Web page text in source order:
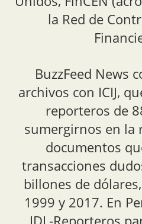
la Red de
BuzzFeed News
archivos con ICIJ,
reporteros de
sumergirnos en la
documentos
transacciones
billones de
1999 y 2017. En